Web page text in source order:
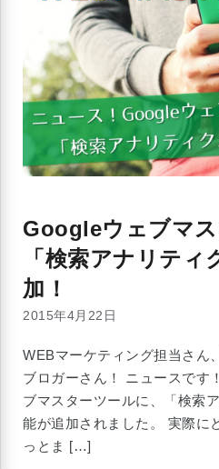
Googleウェブマ
「検索アナリティ
加！
2015年4月22日
WEBマーケティング担当さん
ブロガーさん！ ニュースです
ブマスターツールに、「検索
能が追加されました。 実際に
っとま […]